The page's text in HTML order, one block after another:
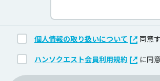
個人情報の取り扱いについて 同意
ハンソクエスト会員利用規約 に同